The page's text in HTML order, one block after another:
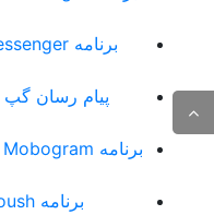
برنامه Soroush سروش برای ویندوز و اندروید